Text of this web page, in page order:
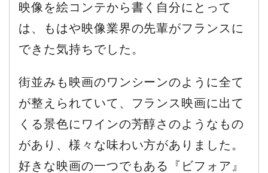
映像を絵コンテから書く自分にとって
は、もはや映像業界の先輩がフランスに
できた気持ちでした。
街並みも映画のワンシーンのように全て
が整えられていて、フランス映画に出て
くる景色にワインの芳醇さのようなもの
があり、様々な味わい方がありました。
好きな映画の一つでもある『ビフォア』